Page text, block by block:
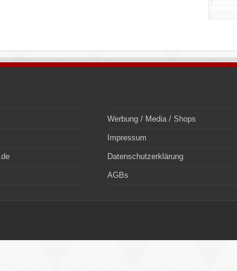
Werbung / Media / Shops
Impressum
Datenschutzerklärung
AGBs